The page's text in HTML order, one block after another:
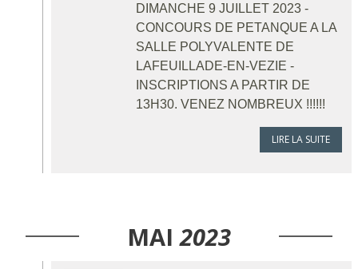
DIMANCHE 9 JUILLET 2023 -
CONCOURS DE PETANQUE A LA
SALLE POLYVALENTE DE
LAFEUILLADE-EN-VEZIE -
INSCRIPTIONS A PARTIR DE
13H30. VENEZ NOMBREUX !!!!!!
LIRE LA SUITE
MAI 2023